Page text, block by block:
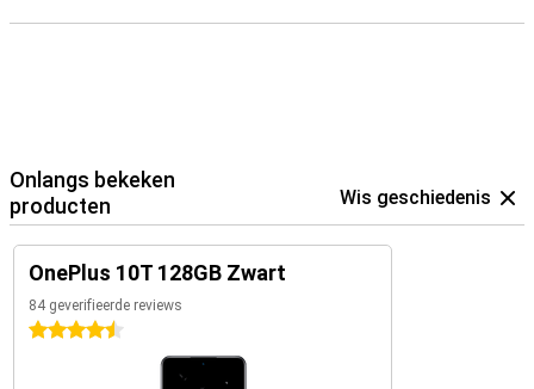
Onlangs bekeken
producten
Wis geschiedenis
OnePlus 10T 128GB Zwart
84 geverifieerde reviews
4.5 sterren